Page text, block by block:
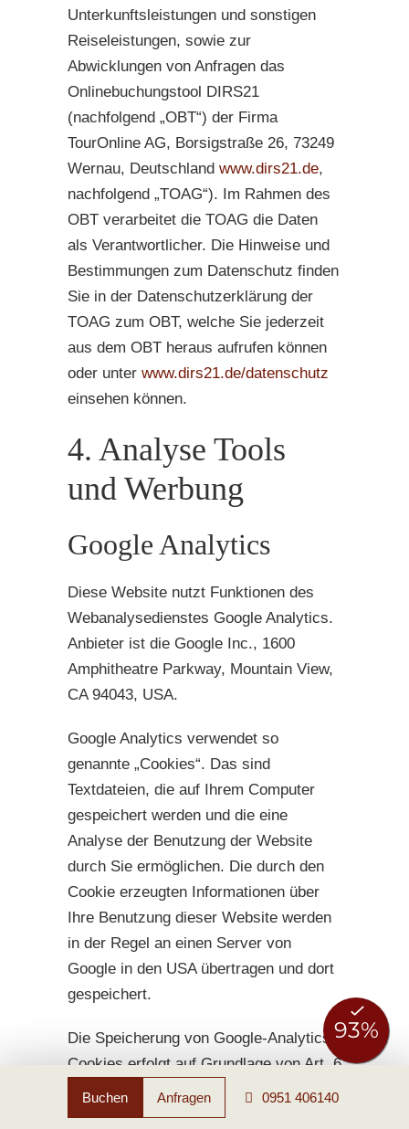
Buchen Anfragen 0951 406140
Unterkunftsleistungen und sonstigen
Reiseleistungen, sowie zur
Abwicklungen von Anfragen das
Onlinebuchungstool DIRS21
(nachfolgend „OBT“) der Firma
TourOnline AG, Borsigstraße 26, 73249
Wernau, Deutschland www.dirs21.de,
nachfolgend „TOAG“). Im Rahmen des
OBT verarbeitet die TOAG die Daten
als Verantwortlicher. Die Hinweise und
Bestimmungen zum Datenschutz finden
Sie in der Datenschutzerklärung der
TOAG zum OBT, welche Sie jederzeit
aus dem OBT heraus aufrufen können
oder unter www.dirs21.de/datenschutz
einsehen können.
4. Analyse Tools
und Werbung
Google Analytics
Diese Website nutzt Funktionen des
Webanalysedienstes Google Analytics.
Anbieter ist die Google Inc., 1600
Amphitheatre Parkway, Mountain View,
CA 94043, USA.
Google Analytics verwendet so
genannte „Cookies“. Das sind
Textdateien, die auf Ihrem Computer
gespeichert werden und die eine
Analyse der Benutzung der Website
durch Sie ermöglichen. Die durch den
Cookie erzeugten Informationen über
Ihre Benutzung dieser Website werden
in der Regel an einen Server von
Google in den USA übertragen und dort
gespeichert.
Die Speicherung von Google-Analytics-
Cookies erfolgt auf Grundlage von Art. 6
Abs. 1 lit. f DSGVO. Der
Websitebetreiber hat ein berechtigtes